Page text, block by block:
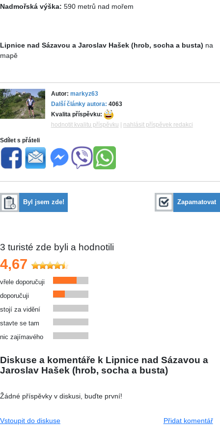
Nadmořská výška: 590 metrů nad mořem
Lipnice nad Sázavou a Jaroslav Hašek (hrob, socha a busta) na
mapě
Autor: markyz63
Další články autora: 4063
Kvalita příspěvku:
hodnotit kvalitu příspěvku
nahlásit příspěvek redakci
Sdílet s přáteli
Byl jsem zde! Zapamatovat
3 turisté zde byli a hodnotili
4,67
vřele doporučuji
doporučuji
stojí za vidění
stavte se tam
nic zajímavého
Diskuse a komentáře k Lipnice nad Sázavou a
Jaroslav Hašek (hrob, socha a busta)
Žádné příspěvky v diskusi, buďte první!
Vstoupit do diskuse Přidat komentář